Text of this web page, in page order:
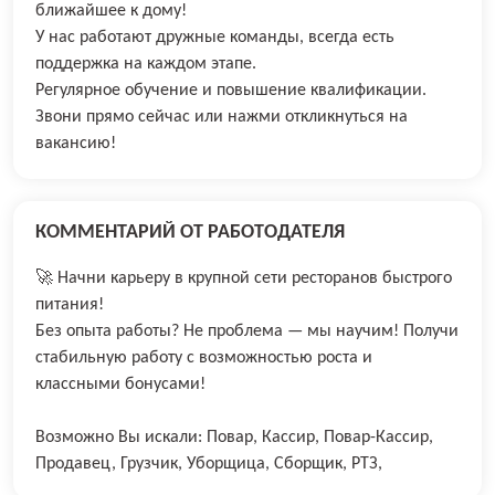
ближайшее к дому!
У нас работают дружные команды, всегда есть
поддержка на каждом этапе.
Регулярное обучение и повышение квалификации.
Звони прямо сейчас или нажми откликнуться на
вакансию!
КОММЕНТАРИЙ ОТ РАБОТОДАТЕЛЯ
🚀 Начни карьеру в крупной сети ресторанов быстрого
питания!
Без опыта работы? Не проблема — мы научим! Получи
стабильную работу с возможностью роста и
классными бонусами!
Возможно Вы искали: Повар, Кассир, Повар-Кассир,
Продавец, Грузчик, Уборщица, Сборщик, РТЗ,